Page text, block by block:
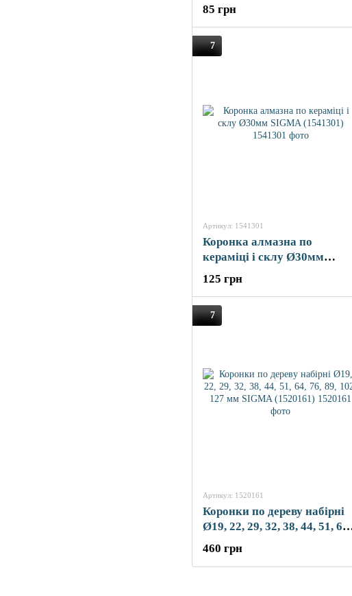
85 грн
7
Артикул: 1541301
Коронка алмазна по
кераміці і склу Ø30мм
125 грн
7
Артикул: 1520161
Коронки по дереву набірні
Ø19, 22, 29, 32, 38, 44, 51, 64,
(1520161)
460 грн